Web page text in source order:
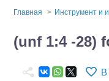
Автомодели
Главная Инструмент и
(unf 1:4 -28)
В